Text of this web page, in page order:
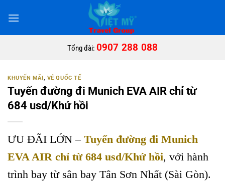
qua
Tổng đài: 0907 288 088
KHUYẾN MÃI, VÉ QUỐC TẾ
Tuyến đường đi Munich EVA AIR chỉ từ
684 usd/Khứ hồi
ƯU ĐÃI LỚN – Tuyến đường đi Munich
EVA AIR chỉ từ 684 usd/Khứ hồi, với hành
trình bay từ sân bay Tân Sơn Nhất (Sài Gòn).